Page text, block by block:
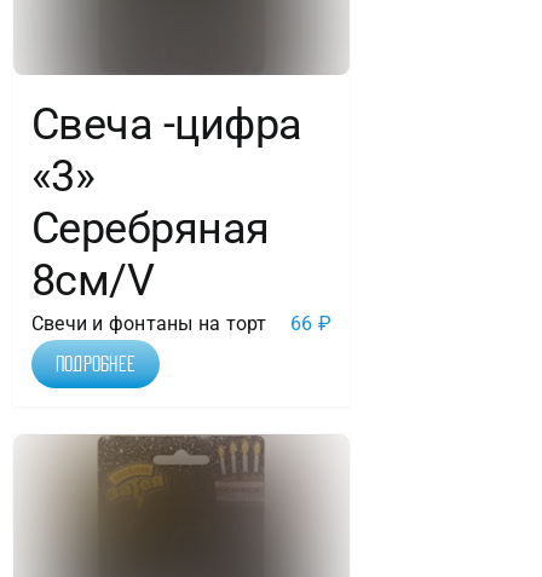
Свеча -цифра
«3»
Серебряная
8см/V
Свечи и фонтаны на торт 66 ₽
Подробнее